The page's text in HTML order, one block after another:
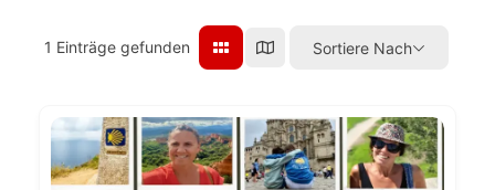
1 Einträge gefunden Sortiere Nach